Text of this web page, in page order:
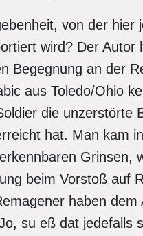
von der hier
wird? Der
Begegnung an der
aus Toledo/Ohio
die unzerstörte
hat. Man kam
Grinsen,
beim Vorstoß auf
haben
su eß dat jedefalls